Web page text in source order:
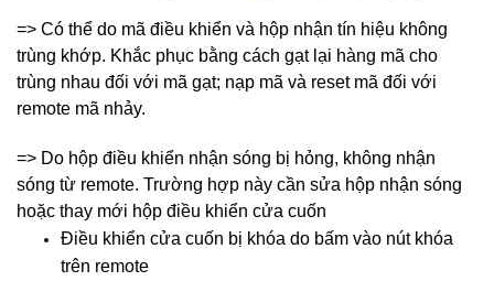
=> Có thể do mã điều khiển và hộp nhận tín hiệu không
trùng khớp. Khắc phục bằng cách gạt lại hàng mã cho
trùng nhau đối với mã gạt; nạp mã và reset mã đối với
remote mã nhảy.
=> Do hộp điều khiển nhận sóng bị hỏng, không nhận
sóng từ remote. Trường hợp này cần sửa hộp nhận sóng
hoặc thay mới hộp điều khiển cửa cuốn
Điều khiển cửa cuốn bị khóa do bấm vào nút khóa
trên remote